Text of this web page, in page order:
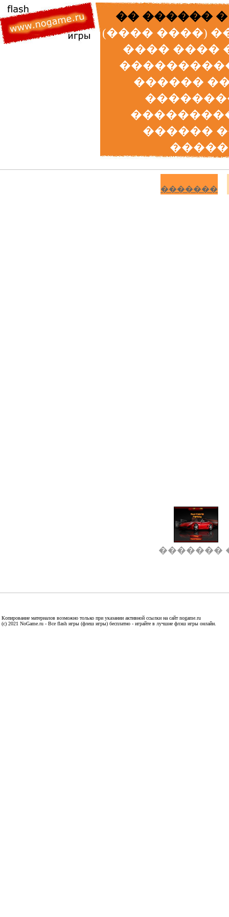
�� ������
(���� ����)
���� ����
������
������
�������
�������
Копирование материалов возможно только при указании активной ссылки на сайт nogame.ru
(c) 2021 NoGame.ru - Все flash игры (флеш игры) бесплатно - играйте в лучшие флэш игры онлайн.